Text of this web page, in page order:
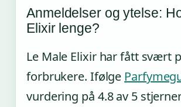
Anmeldelser og ytelse:
Elixir lenge?
Le Male Elixir har fått svært
forbrukere. Ifølge
vurdering på 4.8 av 5